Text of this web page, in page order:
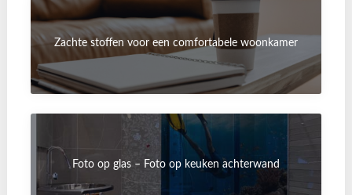
Zachte stoffen voor een comfortabele woonkamer
Foto op glas – Foto op keuken achterwand